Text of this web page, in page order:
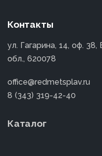
Контакты
ул. Гагарина, 14, оф.
обл., 620078
office@redmetsplav.ru
8 (343) 319-42-40
Каталог